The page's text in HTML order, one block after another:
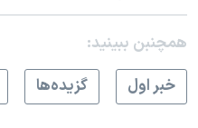
همچنبن ببینید:
خبر اول
گزيده‌ها